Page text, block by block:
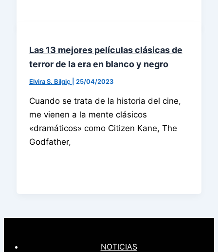
Las 13 mejores películas clásicas de
terror de la era en blanco y negro
Elvira S. Bilgiç 25/04/2023
Cuando se trata de la historia del cine,
me vienen a la mente clásicos
«dramáticos» como Citizen Kane, The
Godfather,
NOTICIAS